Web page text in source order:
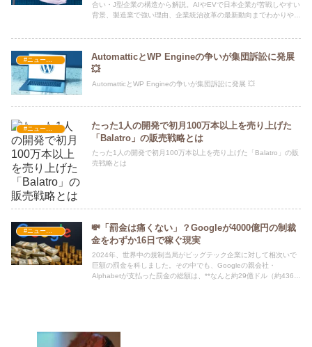
合い・J型企業の構造から解説。AIやEVで日本企業が苦戦しやすい
背景、製造業で強い理由、企業統治改革の最新動向までわかりやす
#ニュース・社会・コラム
AutomatticとWP Engineの争いが集団訴訟に発展
💥
AutomatticとWP Engineの争いが集団訴訟に発展 💥
#ニュース・社会・コラム
たった1人の開発で初月100万本以上を売り上げた
「Balatro」の販売戦略とは
たった1人の開発で初月100万本以上を売り上げた「Balatro」の販
売戦略とは
💸「罰金は痛くない」？Googleが4000億円の制裁
金をわずか16日で稼ぐ現実
2024年、世界中の規制当局がビッグテック企業に対して相次いで
巨額の罰金を科しました。その中でも、Googleの親会社・
Alphabetが支払った罰金の総額は、**なんと約29億ドル（約4360